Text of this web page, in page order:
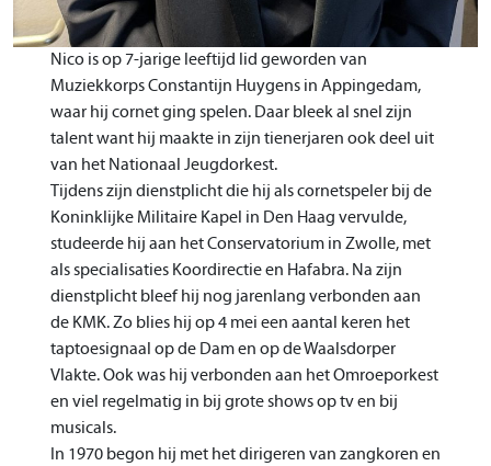
Nico is op 7-jarige leeftijd lid geworden van
Muziekkorps Constantijn Huygens in Appingedam,
waar hij cornet ging spelen. Daar bleek al snel zijn
talent want hij maakte in zijn tienerjaren ook deel uit
van het Nationaal Jeugdorkest.
Tijdens zijn dienstplicht die hij als cornetspeler bij de
Koninklijke Militaire Kapel in Den Haag vervulde,
studeerde hij aan het Conservatorium in Zwolle, met
als specialisaties Koordirectie en Hafabra. Na zijn
dienstplicht bleef hij nog jarenlang verbonden aan
de KMK. Zo blies hij op 4 mei een aantal keren het
taptoesignaal op de Dam en op de Waalsdorper
Vlakte. Ook was hij verbonden aan het Omroeporkest
en viel regelmatig in bij grote shows op tv en bij
musicals.
In 1970 begon hij met het dirigeren van zangkoren en